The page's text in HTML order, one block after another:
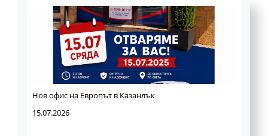
Нов офис на Европът в Казанлък
15.07.2026